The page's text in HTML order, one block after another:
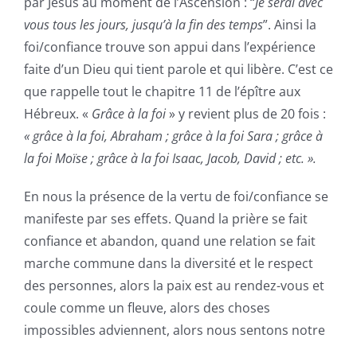
vous tous les jours, jusqu’à la fin des temps”. Ainsi la
foi/confiance trouve son appui dans l’expérience
faite d’un Dieu qui tient parole et qui libère. C’est ce
que rappelle tout le chapitre 11 de l’épître aux
Hébreux. « Grâce à la foi» y revient plus de 20 fois :
« grâce à la foi, Abraham ; grâce à la foi Sara ; grâce à
la foi Moïse ; grâce à la foi Isaac, Jacob, David ; etc. ».
En nous la présence de la vertu de foi/confiance se
manifeste par ses effets. Quand la prière se fait
confiance et abandon, quand une relation se fait
marche commune dans la diversité et le respect
des personnes, alors la paix est au rendez-vous et
coule comme un fleuve, alors des choses
impossibles adviennent, alors nous sentons notre